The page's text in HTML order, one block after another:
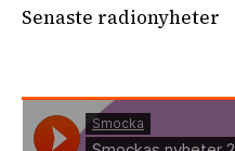
Senaste radionyheter